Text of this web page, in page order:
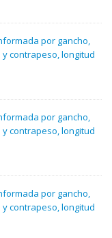
por gancho,
contrapeso, longitud
por gancho,
contrapeso, longitud
por gancho,
contrapeso, longitud